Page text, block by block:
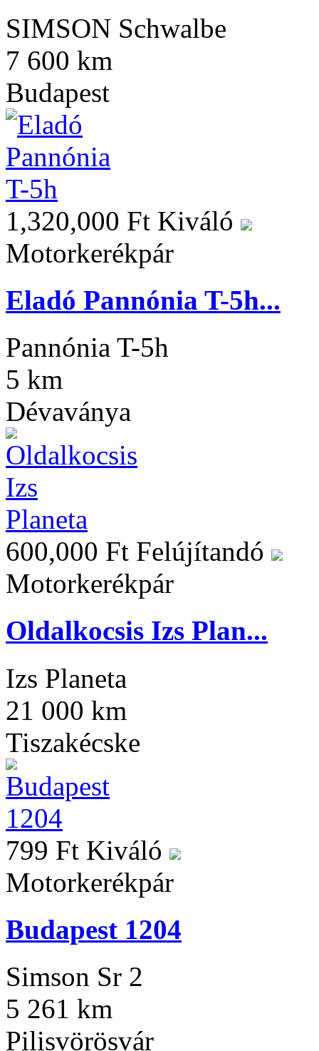
SIMSON Schwalbe
7 600 km
Budapest
1,320,000 Ft Kiváló
Motorkerékpár
Eladó Pannónia T-5h...
Pannónia T-5h
5 km
Dévaványa
600,000 Ft Felújítandó
Motorkerékpár
Oldalkocsis Izs Plan...
Izs Planeta
21 000 km
Tiszakécske
799 Ft Kiváló
Motorkerékpár
Budapest 1204
Simson Sr 2
5 261 km
Pilisvörösvár